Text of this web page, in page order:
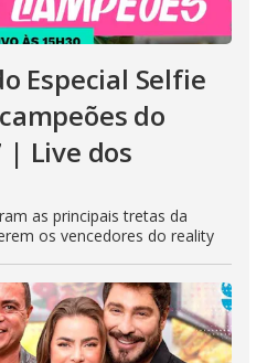
Especial Selfie
do
| Live dos
as principais tretas da
os vencedores do reality